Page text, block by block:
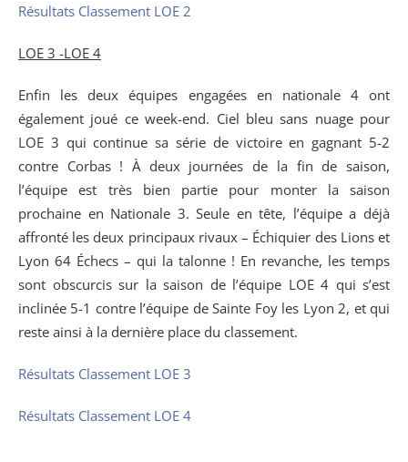
Résultats Classement LOE 2
LOE 3 -LOE 4
Enfin les deux équipes engagées en nationale 4 ont
également joué ce week-end. Ciel bleu sans nuage pour
LOE 3 qui continue sa série de victoire en gagnant 5-2
contre Corbas ! À deux journées de la fin de saison,
l’équipe est très bien partie pour monter la saison
prochaine en Nationale 3. Seule en tête, l’équipe a déjà
affronté les deux principaux rivaux – Échiquier des Lions et
Lyon 64 Échecs – qui la talonne ! En revanche, les temps
sont obscurcis sur la saison de l’équipe LOE 4 qui s’est
inclinée 5-1 contre l’équipe de Sainte Foy les Lyon 2, et qui
reste ainsi à la dernière place du classement.
Résultats Classement LOE 3
Résultats Classement LOE 4